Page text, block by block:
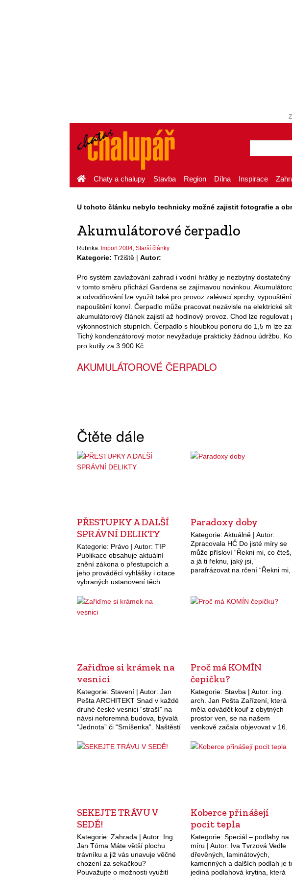
Chaty a chalupy Stavba Region Dílna Inspirace
U tohoto článku nebylo technicky možné zajistit fotografie a
Akumulátorové čerpadlo
Rubrika: Import 2004 Starší články
Kategorie: Tržiště | Autor:
Pro systém zavlažování zahrad i vodní hrátky je nezbytný
v tomto směru přichází Gardena se zajímavou novinkou.
a odvodňování lze využít také pro provoz zalévací sprchy,
napouštění konví. Čerpadlo může pracovat nezávisle na elektrické
akumulátorový článek zajistí až hodinový provoz. Chod lze regulovat
výkonnostních stupních. Čerpadlo s hloubkou ponoru do 1,5 m lze
Tichý kondenzátorový motor nevyžaduje prakticky žádnou údržbu.
pro kutily za 3 900 Kč.
AKUMULÁTOROVÉ ČERPADLO
Čtěte dále
PŘESTUPKY A DALŠÍ
SPRÁVNÍ DELIKTY
Kategorie: Právo | Autor: TIP
Publikace obsahuje aktuální
znění zákona o přestupcích a
jeho prováděcí vyhlášky i citace
vybraných ustanovení těch
ukládané fyzickým osobám,
právnickým osobám a
podnikatelům za přestupky,
Paradoxy doby
Kategorie: Aktuálně | Autor:
Zpracovala HČ Do jisté míry se
může přísloví “Řekni mi, co čteš,
a já ti řeknu, jaký jsi,”
parafrázovat na rčení “Řekni mi,
Zařiďme si krámek na
vesnici
Kategorie: Stavení | Autor: Jan
Pešta ARCHITEKT Snad v každé
druhé české vesnici “straší” na
návsi neforemná budova, bývalá
“Jednota” či “Smíšenka”. Naštěstí
podnikání postaveno na úroveň
Proč má KOMÍN
čepičku?
Kategorie: Stavba | Autor: ing.
arch. Jan Pešta Zařízení, která
měla odvádět kouř z obytných
prostor ven, se na našem
venkově začala objevovat v 16.
rámové (hrázděné) dymníky,
SEKEJTE TRÁVU V
SEDĚ!
Kategorie: Zahrada | Autor: Ing.
Jan Tóma Máte větší plochu
trávníku a již vás unavuje věčné
chození za sekačkou?
Pouvažujte o možnosti využití
Koberce přinášejí
pocit tepla
Kategorie: Speciál – podlahy na
míru | Autor: Iva Tvrzová Vedle
dřevěných, laminátových,
kamenných a dalších podlah je
jediná podlahová krytina, která